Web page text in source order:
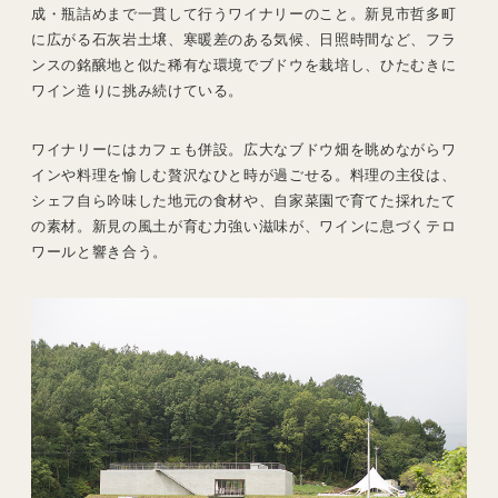
成・瓶詰めまで一貫して行うワイナリーのこと。新見市哲多町
に広がる石灰岩土壌、寒暖差のある気候、日照時間など、フラ
ンスの銘醸地と似た稀有な環境でブドウを栽培し、ひたむきに
ワイン造りに挑み続けている。
ワイナリーにはカフェも併設。広大なブドウ畑を眺めながらワ
インや料理を愉しむ贅沢なひと時が過ごせる。料理の主役は、
シェフ自ら吟味した地元の食材や、自家菜園で育てた採れたて
の素材。新見の風土が育む力強い滋味が、ワインに息づくテロ
ワールと響き合う。